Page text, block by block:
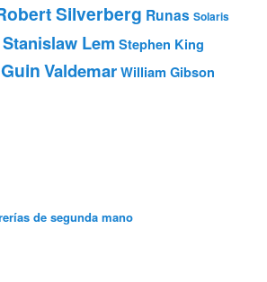
Silverberg Runas Solaris
Stanislaw Lem Stephen King
ValdemarWilliam Gibson
de segunda mano